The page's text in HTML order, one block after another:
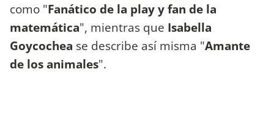
como "Fanático de la play y fan de la
matemática", mientras que Isabella
Goycochea se describe así misma "Amante
de los animales".